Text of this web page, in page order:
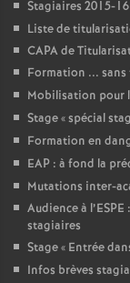
Stagiaires 2015-
Liste de
CAPAde
Formation ...
Mobilisation pour
Stage «spécial
Formation en
EAP : à fond la
Mutations inter-
Audience à l’ESPE
stagiaires
Stage « Entrée
Infos brèves